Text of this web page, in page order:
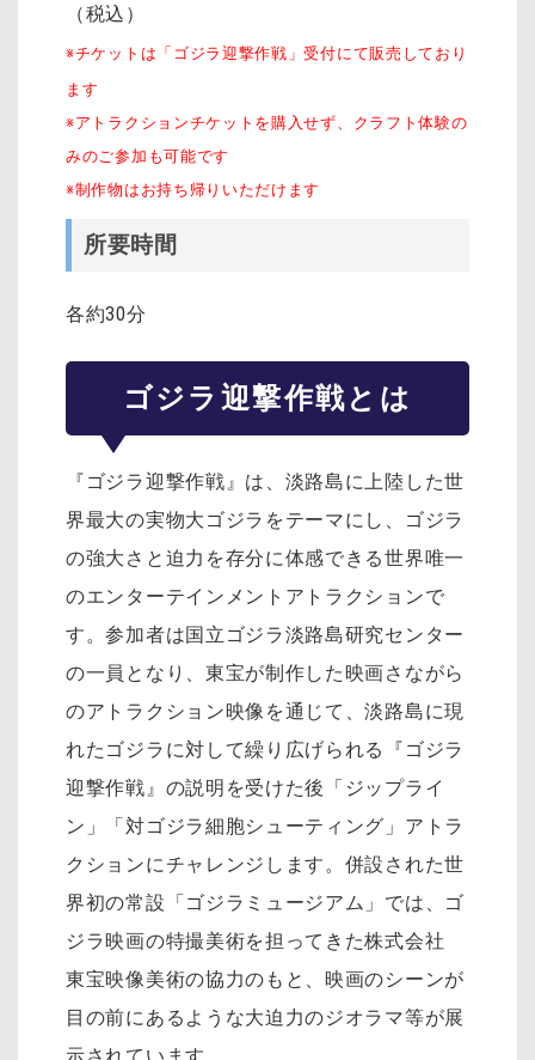
（税込）
※チケットは「ゴジラ迎撃作戦」受付にて販売しており
ます
※アトラクションチケットを購入せず、クラフト体験の
みのご参加も可能です
※制作物はお持ち帰りいただけます
所要時間
各約30分
ゴジラ迎撃作戦とは
『ゴジラ迎撃作戦』は、淡路島に上陸した世
界最大の実物大ゴジラをテーマにし、ゴジラ
の強大さと迫力を存分に体感できる世界唯一
のエンターテインメントアトラクションで
す。参加者は国立ゴジラ淡路島研究センター
の一員となり、東宝が制作した映画さながら
のアトラクション映像を通じて、淡路島に現
れたゴジラに対して繰り広げられる『ゴジラ
迎撃作戦』の説明を受けた後「ジップライ
ン」「対ゴジラ細胞シューティング」アトラ
クションにチャレンジします。併設された世
界初の常設「ゴジラミュージアム」では、ゴ
ジラ映画の特撮美術を担ってきた株式会社
東宝映像美術の協力のもと、映画のシーンが
目の前にあるような大迫力のジオラマ等が展